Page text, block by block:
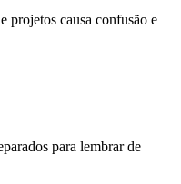
projetos causa confusão e
para lembrar de